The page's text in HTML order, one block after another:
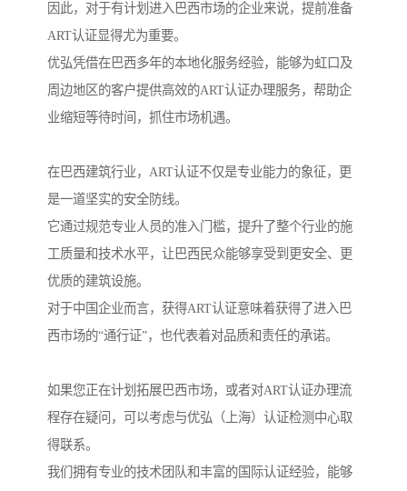
因此，对于有计划进入巴西市场的企业来说，提前准备
ART认证显得尤为重要。
优弘凭借在巴西多年的本地化服务经验，能够为虹口及
周边地区的客户提供高效的ART认证办理服务，帮助企
业缩短等待时间，抓住市场机遇。
在巴西建筑行业，ART认证不仅是专业能力的象征，更
是一道坚实的安全防线。
它通过规范专业人员的准入门槛，提升了整个行业的施
工质量和技术水平，让巴西民众能够享受到更安全、更
优质的建筑设施。
对于中国企业而言，获得ART认证意味着获得了进入巴
西市场的“通行证”，也代表着对品质和责任的承诺。
如果您正在计划拓展巴西市场，或者对ART认证办理流
程存在疑问，可以考虑与优弘（上海）认证检测中心取
得联系。
我们拥有专业的技术团队和丰富的国际认证经验，能够